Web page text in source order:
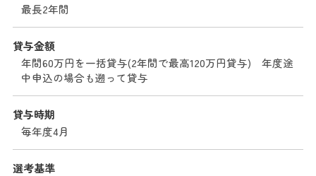
最長2年間
貸与金額
年間60万円を一括貸与(2年間で最高120万円貸与) 年度途
中申込の場合も遡って貸与
貸与時期
毎年度4月
選考基準